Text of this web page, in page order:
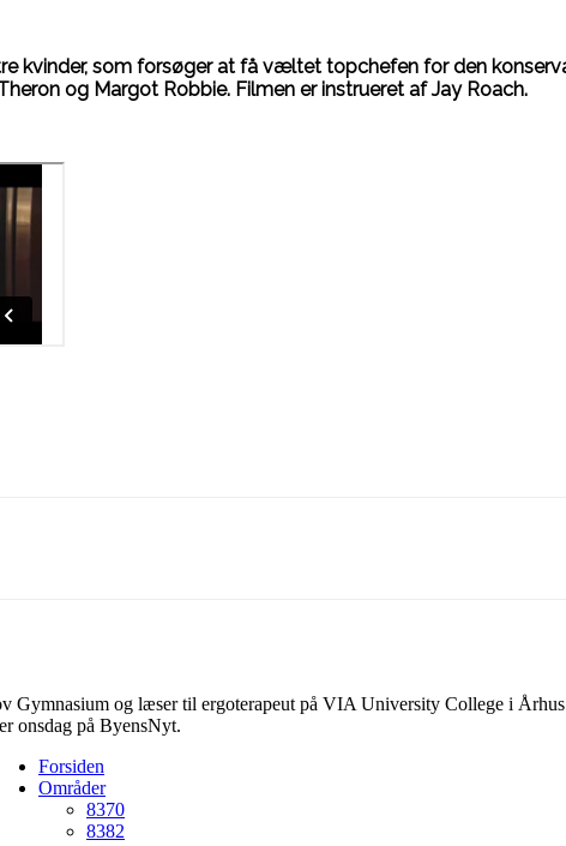
kvinder, som forsøger at få væltet topchefen for den
og Margot Robbie. Filmen er instrueret af Jay Roach.
Gymnasium og læser til ergoterapeut på VIA University College i
onsdag på ByensNyt.
Forsiden
Områder
8370
8382